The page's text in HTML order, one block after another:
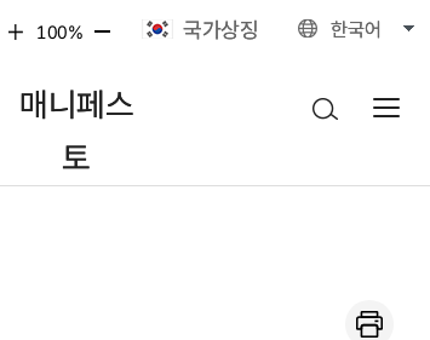
100% 국가상징 한국어
매니페스
토